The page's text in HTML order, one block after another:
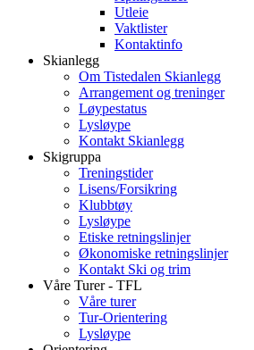
Utleie
Vaktlister
Kontaktinfo
Skianlegg
Om Tistedalen Skianlegg
Arrangement og treninger
Løypestatus
Lysløype
Kontakt Skianlegg
Skigruppa
Treningstider
Lisens/Forsikring
Klubbtøy
Lysløype
Etiske retningslinjer
Økonomiske retningslinjer
Kontakt Ski og trim
Våre Turer - TFL
Våre turer
Tur-Orientering
Lysløype